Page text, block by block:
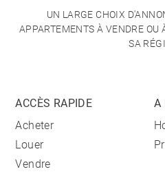
UN LARGE CHOIX
APPARTEMENTS À VENDRE OU
SA
ACCÈS RAPIDE
Acheter
Louer
Vendre
A